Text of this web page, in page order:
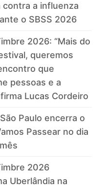
contra a influenza
o SBSS 2026
2026: “Mais do
queremos
que
pessoas e a
Lucas Cordeiro
Paulo encerra o
Passear no dia
2026
Uberlândia na